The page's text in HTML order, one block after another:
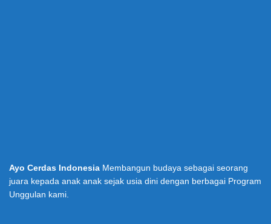
Ayo Cerdas Indonesia Membangun budaya sebagai seorang
juara kepada anak anak sejak usia dini dengan berbagai Program
Unggulan kami.